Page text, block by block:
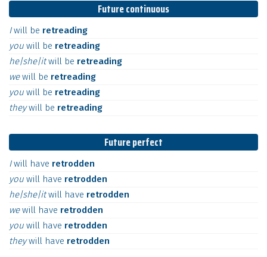
Future continuous
Iwill be retreading
you will be retreading
he|she|itwill be retreading
wewill be retreading
you will be retreading
theywill be retreading
Future perfect
Iwill have retrodden
you will have retrodden
he|she|itwill have retrodden
wewill have retrodden
you will have retrodden
theywill have retrodden